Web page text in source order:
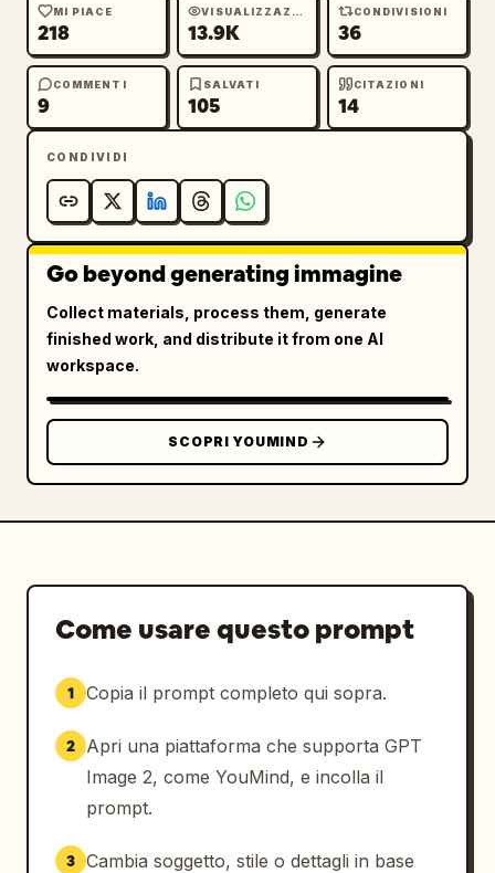
MI PIACE
218
VISUALIZZAZIONI
13.9K
CONDIVISIONI
36
COMMENTI
9
SALVATI
105
CITAZIONI
14
CONDIVIDI
Go beyond generating immagine
Collect materials, process them, generate
finished work, and distribute it from one AI
workspace.
SCOPRI YOUMIND
Come usare questo prompt
1 Copia il prompt completo qui sopra.
2
Apri una piattaforma che supporta GPT
Image 2, come YouMind, e incolla il
prompt.
3 Cambia soggetto, stile o dettagli in base